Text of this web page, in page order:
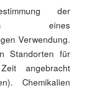
der
eines
Verwendung.
Standorten für
angebracht
Chemikalien